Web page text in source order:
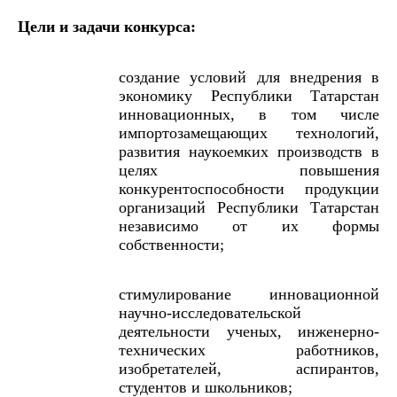
Цели и задачи конкурса:
создание условий для внедрения в
экономику Республики Татарстан
инновационных, в том числе
импортозамещающих технологий,
развития наукоемких производств в
целях повышения
конкурентоспособности продукции
организаций Республики Татарстан
независимо от их формы
собственности;
стимулирование инновационной
научно-исследовательской
деятельности ученых, инженерно-
технических работников,
изобретателей, аспирантов,
студентов и школьников;